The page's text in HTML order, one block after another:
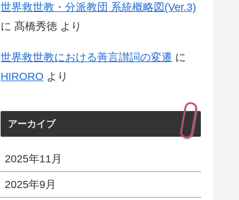
世界救世教・分派教団 系統概略図(Ver.3)
に 髙橋秀徳 より
世界救世教における善言讃詞の変遷 に
HIRORO より
アーカイブ
2025年11月
2025年9月